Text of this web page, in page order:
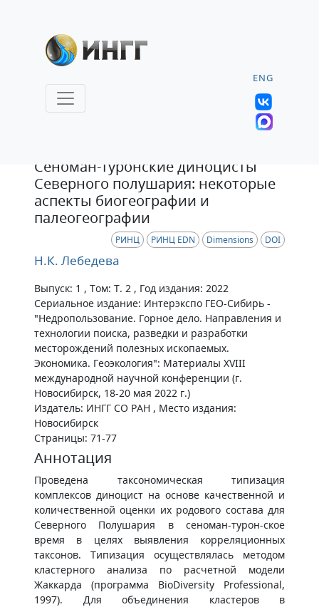
ENG
Сеноман-туронские диноцисты
Северного полушария: некоторые
аспекты биогеографии и
палеогеографии
РИНЦ РИНЦ EDN Dimensions DOI
Н.К. Лебедева
Выпуск: 1 , Том: Т. 2 , Год издания: 2022
Сериальное издание: Интерэкспо ГЕО-Сибирь -
"Недропользование. Горное дело. Направления и
технологии поиска, разведки и разработки
месторождений полезных ископаемых.
Экономика. Геоэкология": Материалы XVIII
международной научной конференции (г.
Новосибирск, 18-20 мая 2022 г.)
Издатель: ИНГГ СО РАН , Место издания:
Новосибирск
Страницы: 71-77
Аннотация
Проведена таксономическая типизация
комплексов диноцист на основе качественной и
количественной оценки их родового состава для
Северного Полушария в сеноман-турон-ское
время в целях выявления корреляционных
таксонов. Типизация осуществлялась методом
кластерного анализа по расчетной модели
Жаккарда (программа BioDiversity Professional,
1997). Для объединения кластеров в